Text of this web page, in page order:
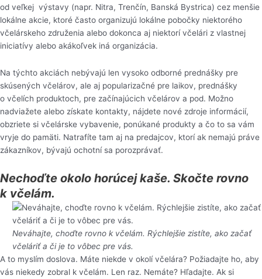
od veľkej výstavy (napr. Nitra, Trenčín, Banská Bystrica) cez menšie
lokálne akcie, ktoré často organizujú lokálne pobočky niektorého
včelárskeho združenia alebo dokonca aj niektorí včelári z vlastnej
iniciatívy alebo akákoľvek iná organizácia.
Na týchto akciách nebývajú len vysoko odborné prednášky pre
skúsených včelárov, ale aj popularizačné pre laikov, prednášky
o včelích produktoch, pre začínajúcich včelárov a pod. Možno
nadviažete alebo získate kontakty, nájdete nové zdroje informácií,
obzriete si včelárske vybavenie, ponúkané produkty a čo to sa vám
vryje do pamäti. Natrafíte tam aj na predajcov, ktorí ak nemajú práve
zákazníkov, bývajú ochotní sa porozprávať.
Nechoďte okolo horúcej kaše. Skočte rovno
k včelám.
Neváhajte, choďte rovno k včelám. Rýchlejšie zistíte, ako začať
včeláriť a či je to vôbec pre vás.
A to myslím doslova. Máte niekde v okolí včelára? Požiadajte ho, aby
vás niekedy zobral k včelám. Len raz. Nemáte? Hľadajte. Ak si